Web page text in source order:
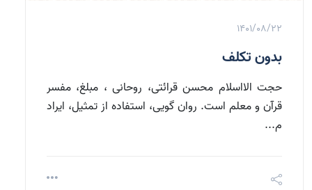
1401/08/22
بدون تکلف
حجت الااسلام محسن قرائتی، روحانی ، مبلغ، مفسر
قرآن و معلم است. روان گویی، استفاده از تمثیل، ایراد
م...